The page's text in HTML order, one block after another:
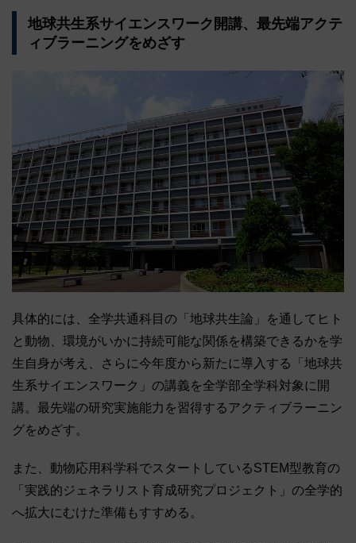
地球共生系サイエンスワーク開講、最先端アクテ
ィブラーニングをめざす
具体的には、全学共通科目の「地球共生論」を通してヒト
と動物、環境がいかに持続可能な関係を構築できるかを学
生自身が考え、さらに今年度から新たに導入する「地球共
生系サイエンスワーク」の講義を全学部全学科対象に開
講。最先端の研究実施能力を習得するアクティブラーニン
グをめざす。
また、動物応用科学科でスタートしているSTEM型教育の
「実践的ジェネラリスト育成研究プロジェクト」の全学的
へ拡大にむけた準備もすすめる。